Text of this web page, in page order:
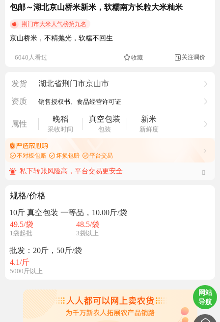
包邮～湖北京山桥米新米，软糯南方长粒大米籼米
荆门市大米人气榜第九名
京山桥米，不精抛光，软糯不回生
6040人看过
收藏 关注调价
发货 湖北省荆门市京山市
资质 销售授权书、食品经营许可证
属性
晚稻
采收时间
真空包装
包装
新米
新鲜度
不对板包赔 坏损包赔 平台交易
私下转账风险高，平台交易更安全
规格/价格
10斤 真空包装 一等品，10.00斤/袋
49.5/袋
1袋起批
48.5/袋
3袋以上
批发：20斤，50斤/袋
4.1/斤
5000斤以上
网站
导航